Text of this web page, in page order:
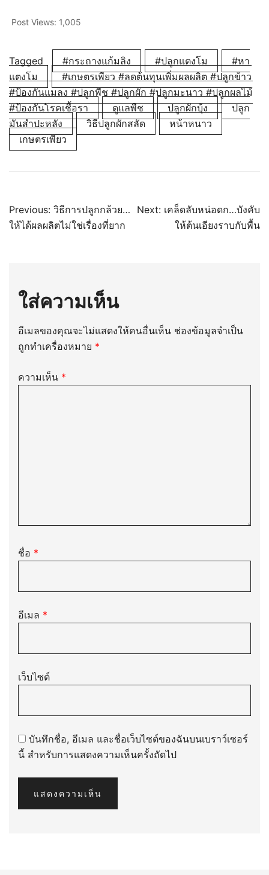
Post Views: 1,005
Tagged #กระถางแก้มลิง #ปลูกแตงโม
#หา
แตงโม
#เกษตรเพียว #ลดต้นทุนเพิ่มผลผลิต #ปลูกข้าว
#ป้องกันแมลง #ปลูกพืช #ปลูกผัก #ปลูกมะนาว #ปลูกผลไม้
#ป้องกันโรคเชื้อรา
ดูแลพืช ปลูกผักบุ้ง
ปลูก
มันสำปะหลัง
วิธีปลูกผักสลัด
หน้าหนาว
เกษตรเพียว
แนะแนว
Previous: วิธีการปลูกกล้วย…
ให้ได้ผลผลิตไม่ใช่เรื่องที่ยาก
Next: เคล็ดลับหน่อดก…บังคับ
ให้ต้นเอียงราบกับพื้น
ใส่ความเห็น
อีเมลของคุณจะไม่แสดงให้คนอื่นเห็น ช่องข้อมูลจำเป็น
ถูกทำเครื่องหมาย *
ความเห็น *
ชื่อ *
อีเมล *
เว็บไซต์
บันทึกชื่อ, อีเมล และชื่อเว็บไซต์ของฉันบนเบราว์เซอร์
นี้ สำหรับการแสดงความเห็นครั้งถัดไป